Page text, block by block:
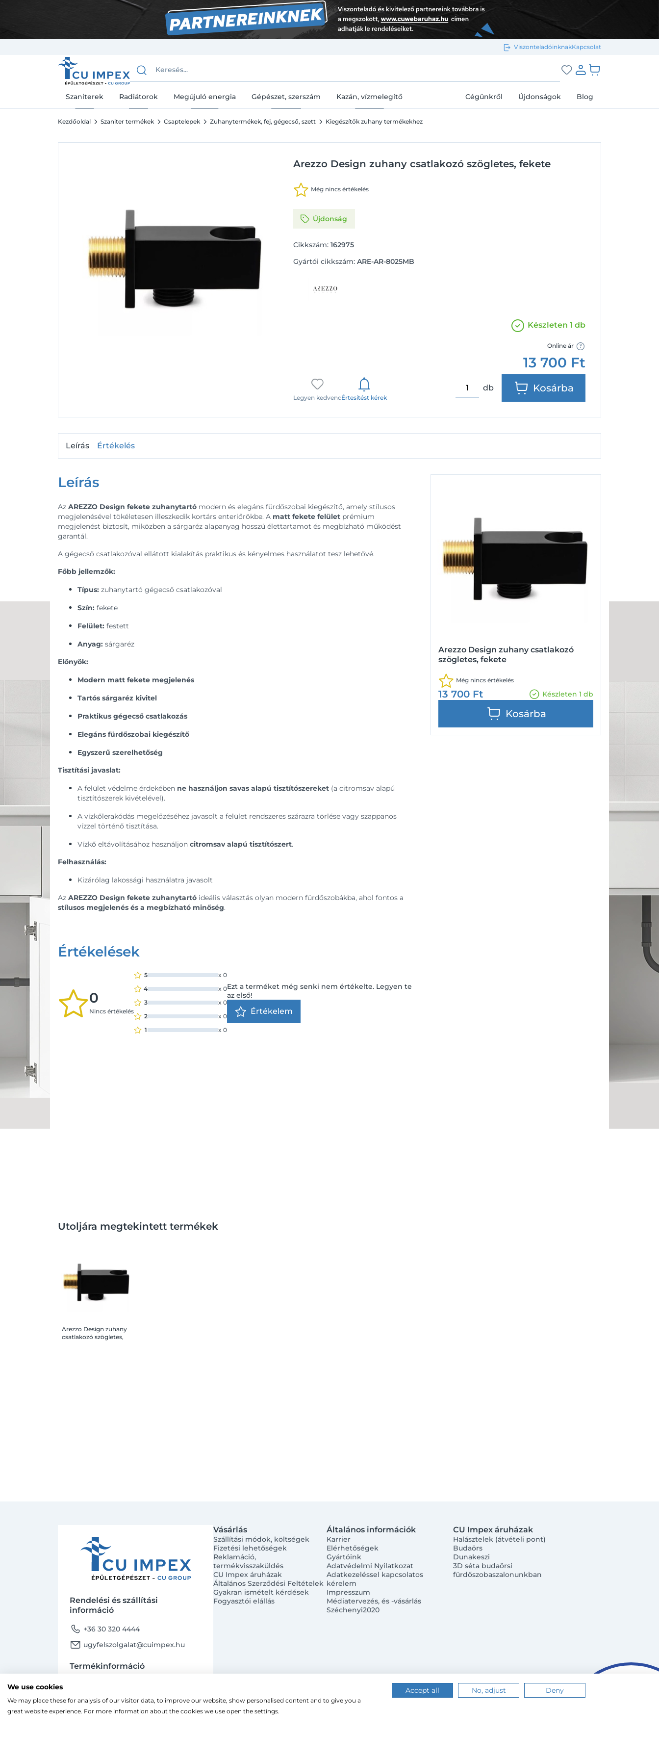
ViszonteladóinknakKapcsolat
Bejelentkezés e-mail-címmel
Szaniterek Radiátorok Megújuló energia Gépészet, szerszám Kazán, vízmelegítő Cégünkről Újdonságok Blog
Kezdőoldal Szaniter termékek Csaptelepek Zuhanytermékek, fej, gégecső, szett Kiegészítők zuhany termékekhez
Arezzo Design zuhany csatlakozó szögletes, fekete
Még nincs értékelés
Újdonság
Cikkszám: 162975
Gyártói cikkszám: ARE-AR-8025MB
Legyen kedvencÉrtesítést kérek
Készleten 1 db
Online ár
13 700 Ft
db Kosárba
Arezzo Design zuhany csatlakozó
szögletes, fekete
Még nincs értékelés
13 700 Ft Készleten 1 db
Kosárba
Leírás Értékelés
Leírás
Az AREZZO Design fekete zuhanytartó modern és elegáns fürdőszobai kiegészítő, amely stílusos
megjelenésével tökéletesen illeszkedik kortárs enteriőrökbe. A matt fekete felület prémium
megjelenést biztosít, miközben a sárgaréz alapanyag hosszú élettartamot és megbízható működést
garantál.
A gégecső csatlakozóval ellátott kialakítás praktikus és kényelmes használatot tesz lehetővé.
Főbb jellemzők:
Típus: zuhanytartó gégecső csatlakozóval
Szín: fekete
Felület: festett
Anyag: sárgaréz
Előnyök:
Modern matt fekete megjelenés
Tartós sárgaréz kivitel
Praktikus gégecső csatlakozás
Elegáns fürdőszobai kiegészítő
Egyszerű szerelhetőség
Tisztítási javaslat:
A felület védelme érdekében ne használjon savas alapú tisztítószereket (a citromsav alapú
tisztítószerek kivételével).
A vízkőlerakódás megelőzéséhez javasolt a felület rendszeres szárazra törlése vagy szappanos
vízzel történő tisztítása.
Vízkő eltávolításához használjon citromsav alapú tisztítószert.
Felhasználás:
Kizárólag lakossági használatra javasolt
Az AREZZO Design fekete zuhanytartó ideális választás olyan modern fürdőszobákba, ahol fontos a
stílusos megjelenés és a megbízható minőség.
Értékelések
0
Nincs értékelés
5 x 0
4
x 0
3
x 0
2
x 0
1
x 0
Ezt a terméket még senki nem értékelte. Legyen te
az első!
Értékelem
Utoljára megtekintett termékek
Arezzo Design zuhany
csatlakozó szögletes,
Rendelési és szállítási
információ
phone +36 30 320 4444
email ugyfelszolgalat@cuimpex.hu
Termékinformáció
email ugyfelszolgalat@cuimpex.hu
Vásárlás
Szállítási módok, költségek
Fizetési lehetőségek
Reklamáció,
termékvisszaküldés
CU Impex áruházak
Általános Szerződési Feltételek
Gyakran ismételt kérdések
Fogyasztói elállás
Általános információk
Karrier
Elérhetőségek
Gyártóink
Adatvédelmi Nyilatkozat
Adatkezeléssel kapcsolatos
kérelem
Impresszum
Médiatervezés, és -vásárlás
Széchenyi2020
CU Impex áruházak
Halásztelek (átvételi pont)
Budaörs
Dunakeszi
3D séta budaörsi
fürdőszobaszalonunkban
Ahogy a legtöbb weboldal, a miénk is sütiket (cookie-kat) használ a nagyobb felhasználói élmény érdekében.
A böngészés folytatásával hozzájárulsz a sütik használatához.
We use cookies
We may place these for analysis of our visitor data, to improve our website, show personalised content and to give you a
great website experience. For more information about the cookies we use open the settings.
Accept all No, adjust Deny